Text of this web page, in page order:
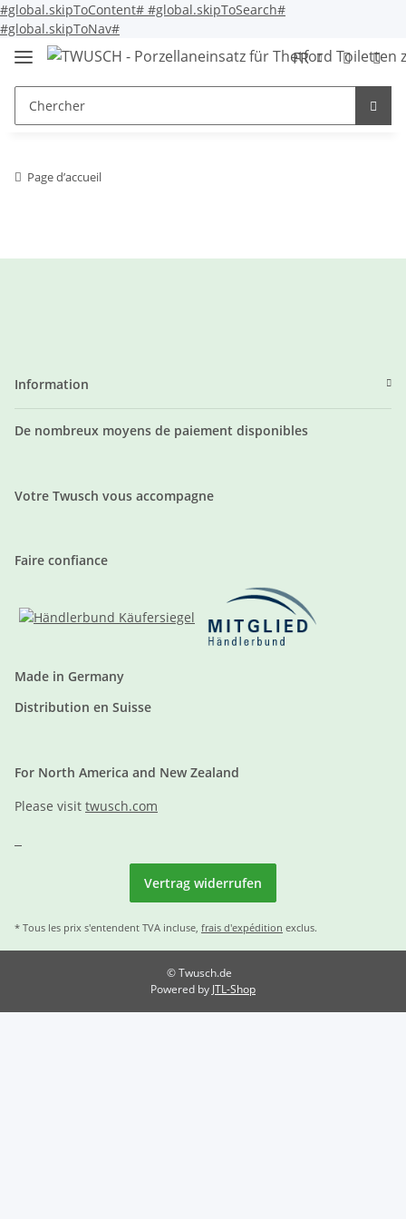
#global.skipToContent# #global.skipToSearch#
#global.skipToNav#
FR
Page d’accueil
Information
De nombreux moyens de paiement disponibles
Votre Twusch vous accompagne
Faire confiance
Made in Germany
Distribution en Suisse
For North America and New Zealand
Please visit twusch.com
Vertrag widerrufen
* Tous les prix s'entendent TVA incluse, frais d'expédition exclus.
© Twusch.de
Powered by JTL-Shop